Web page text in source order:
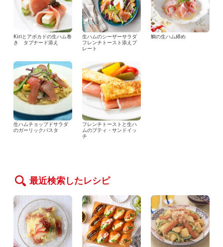
Kiriとアボカドの生ハム巻
き タプナード添え
生ハムのシーザーサラダ
フレンチトースト添えプ
レート
鯛の生ハム締め
生ハムチョップドサラダ
のガーリックパスタ
フレンチトーストと生ハ
ムのプティ・サンドイッ
チ
最近検索したレシピ